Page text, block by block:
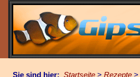
Sie sind hier: Startseite > Rezepte >